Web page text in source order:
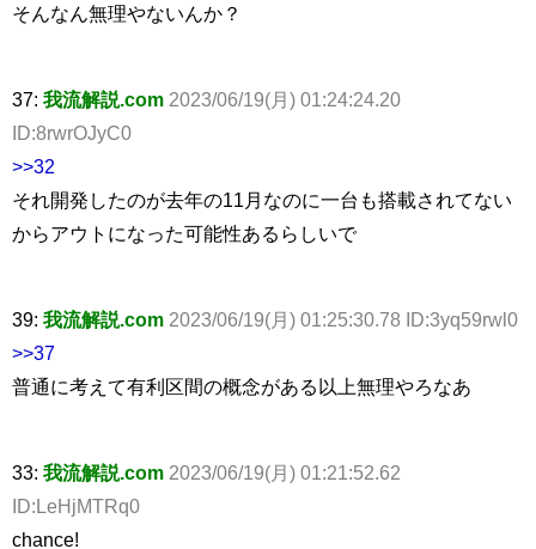
そんなん無理やないんか？
37: 我流解説.com 2023/06/19(月) 01:24:24.20
ID:8rwrOJyC0
>>32
それ開発したのが去年の11月なのに一台も搭載されてない
からアウトになった可能性あるらしいで
39: 我流解説.com 2023/06/19(月) 01:25:30.78 ID:3yq59rwl0
>>37
普通に考えて有利区間の概念がある以上無理やろなあ
33: 我流解説.com 2023/06/19(月) 01:21:52.62
ID:LeHjMTRq0
chance!